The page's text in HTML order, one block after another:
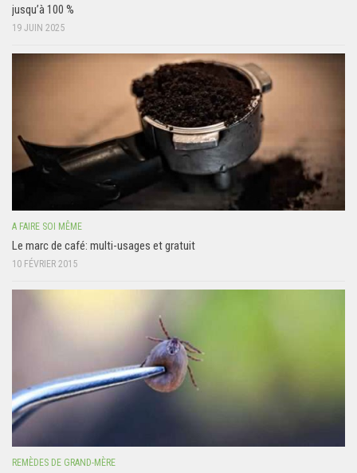
jusqu’à 100 %
19 JUIN 2025
A FAIRE SOI MÊME
Le marc de café: multi-usages et gratuit
10 FÉVRIER 2015
REMÈDES DE GRAND-MÈRE